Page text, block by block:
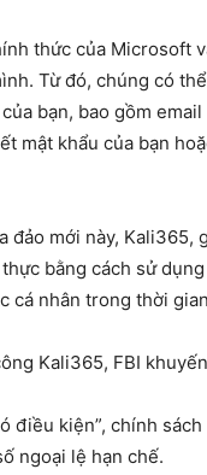
thức của Microsoft
Từ đó, chúng có
bạn, bao gồm
mật khẩu của bạn
đảo mới này,
bằng cách sử
cá nhân trong thời
Kali365, FBI
điều kiện”, chính
ngoại lệ hạn chế.